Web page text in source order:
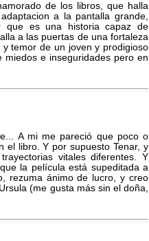
de los libros, que halla
a la pantalla grande,
que es una historia capaz de
a las puertas de una fortaleza
temor de un joven y prodigioso
e inseguridades pero en
A mi me pareció que poco o
el libro. Y por supuesto Tenar, y
vitales diferentes. Y
la película está supeditada a
rezuma ánimo de lucro, y creo
(me gusta más sin el doña,